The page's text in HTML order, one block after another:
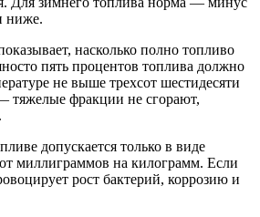
ниже.
насколько полно топливо
пять процентов топлива должно
не выше трехсот шестидесяти
тяжелые фракции не сгорают,
допускается только в виде
миллиграммов на килограмм. Если
рост бактерий, коррозию и